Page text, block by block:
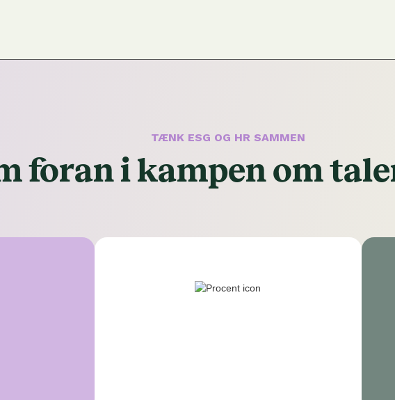
TÆNK ESG OG HR SAMMEN
foran i kampen om